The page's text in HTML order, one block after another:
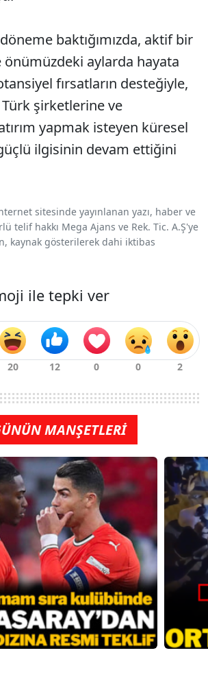
baktığımızda, aktif bir
önümüzdeki aylarda hayata
fırsatların desteğiyle,
şirketlerine ve
yapmak isteyen küresel
güçlü ilgisinin devam ettiğini
sitesinde yayınlanan yazı, haber ve
telif hakkı Mega Ajans ve Rek. Tic. A.Ş'ye
kaynak gösterilerek dahi iktibas
ile tepki ver
MANŞETLERİ